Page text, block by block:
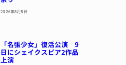
2026年8月8日
「名張少女」復活公演 9
日にシェイクスピア2作品
上演